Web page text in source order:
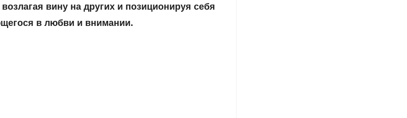
вину на других и позиционируя себя
в любви и внимании.